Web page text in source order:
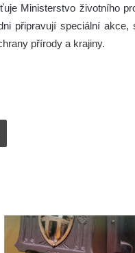
Ministerstvo životního
připravují speciální
přírody a krajiny.
Tisknout